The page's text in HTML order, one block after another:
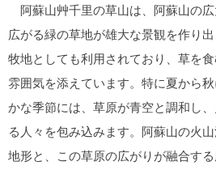
阿蘇山艸千里の草山は、阿蘇山の
広がる緑の草地が雄大な景観を作り
牧地としても利用されており、草を
雰囲気を添えています。特に夏から
かな季節には、草原が青空と調和し
る人々を包み込みます。阿蘇山の火
地形と、この草原の広がりが融合す